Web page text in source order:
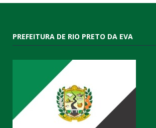
PREFEITURA DE RIO PRETO DA EVA